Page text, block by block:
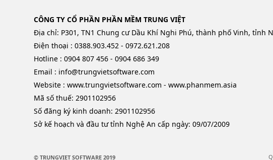
CÔNG TY CỔ PHẦN PHẦN MỀM TRUNG VIỆT
Địa chỉ: P301, TN1 Chung cư Dầu Khí Nghi Phú, thành phố Vinh, tỉnh
Điện thoại : 0388.903.452 - 0972.621.208
Hotline : 0904 807 456 - 0904 686 349
Email : info@trungvietsoftware.com
Website : www.trungvietsoftware.com - www.phanmem.asia
Mã số thuế: 2901102956
Số đăng ký kinh doanh: 2901102956
Sở kế hoạch và đầu tư tỉnh Nghệ An cấp ngày: 09/07/2009
© TRUNGVIET SOFTWARE 2019